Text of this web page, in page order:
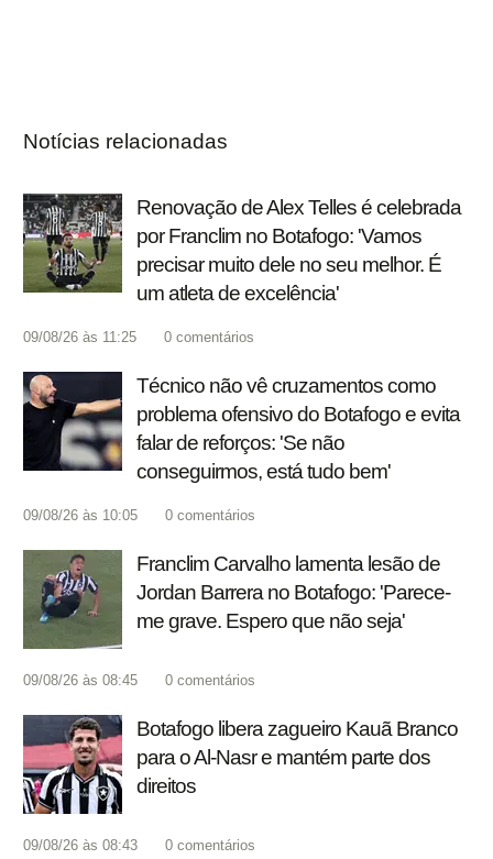
Notícias relacionadas
Renovação de Alex Telles é celebrada
por Franclim no Botafogo: 'Vamos
precisar muito dele no seu melhor. É
um atleta de excelência'
09/08/26 às 11:25 0 comentários
Técnico não vê cruzamentos como
problema ofensivo do Botafogo e evita
falar de reforços: 'Se não
conseguirmos, está tudo bem'
09/08/26 às 10:05 0 comentários
Franclim Carvalho lamenta lesão de
Jordan Barrera no Botafogo: 'Parece-
me grave. Espero que não seja'
09/08/26 às 08:45 0 comentários
Botafogo libera zagueiro Kauã Branco
para o Al-Nasr e mantém parte dos
direitos
09/08/26 às 08:43 0 comentários